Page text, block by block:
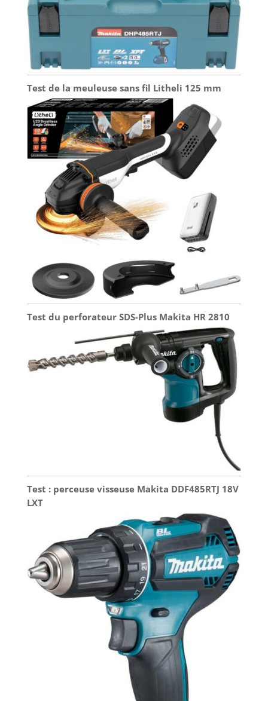
Test de la meuleuse sans fil Litheli 125 mm
Test du perforateur SDS-Plus Makita HR 2810
Test : perceuse visseuse Makita DDF485RTJ 18V
LXT